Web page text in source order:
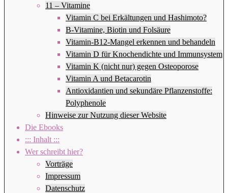
11 – Vitamine
Vitamin C bei Erkältungen und Hashimoto?
B-Vitamine, Biotin und Folsäure
Vitamin-B12-Mangel erkennen und behandeln
Vitamin D für Knochendichte und Immunsystem
Vitamin K (nicht nur) gegen Osteoporose
Vitamin A und Betacarotin
Antioxidantien und sekundäre Pflanzenstoffe:
Polyphenole
Hinweise zur Nutzung dieser Website
Die Ebooks
::: Inhalt :::
Wer schreibt hier?
Vorträge
Impressum
Datenschutz